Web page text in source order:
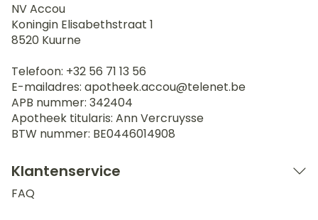
NV Accou
Koningin Elisabethstraat 1
8520 Kuurne
Telefoon: +32 56 71 13 56
E-mailadres: apotheek.accou@telenet.be
APB nummer: 342404
Apotheek titularis: Ann Vercruysse
BTW nummer: BE0446014908
Klantenservice
FAQ